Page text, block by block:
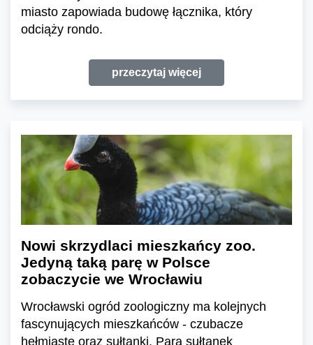
miasto zapowiada budowę łącznika, który
odciąży rondo.
przeczytaj więcej
Nowi skrzydlaci mieszkańcy zoo.
Jedyną taką parę w Polsce
zobaczycie we Wrocławiu
Wrocławski ogród zoologiczny ma kolejnych
fascynujących mieszkańców - czubacze
hełmiaste oraz sułtanki. Para sułtanek